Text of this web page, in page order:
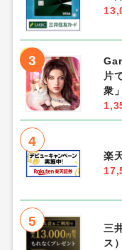
3
片
衆
4
楽
5
三
ス）